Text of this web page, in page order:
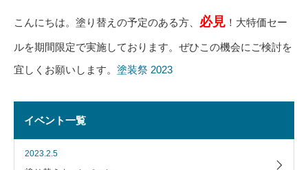
こんにちは。塗り替えの予定のある方、 必見 ！大特価セー
ルを期間限定で実施しております。ぜひこの機会にご検討を
宜しくお願いします。 塗装祭 2023
イベント一覧
2023.2.5